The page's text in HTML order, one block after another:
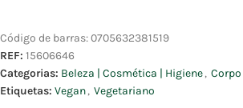
Código de barras:0705632381519
REF: 15606646
Categorias: Beleza | Cosmética | Higiene, Corpo
Etiquetas: Vegan, Vegetariano